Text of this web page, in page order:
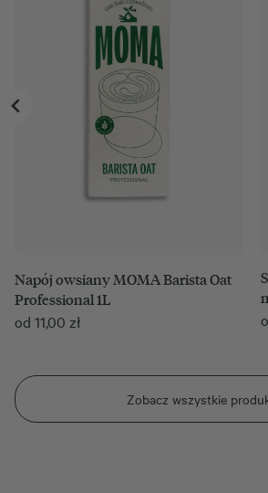
Zobacz wszystkie
Napój owsiany MOMA Barista Oat
Professional 1L
od 11,00 zł